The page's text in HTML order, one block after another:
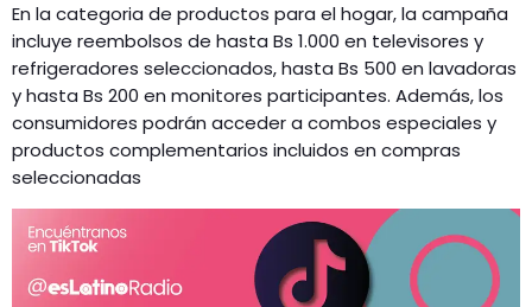
En la categoria de productos para el hogar, la campaña
incluye reembolsos de hasta Bs 1.000 en televisores y
refrigeradores seleccionados, hasta Bs 500 en lavadoras
y hasta Bs 200 en monitores participantes. Además, los
consumidores podrán acceder a combos especiales y
productos complementarios incluidos en compras
seleccionadas